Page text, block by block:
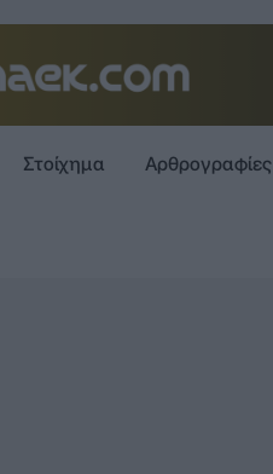
Στοίχημα Αρθρογραφίες